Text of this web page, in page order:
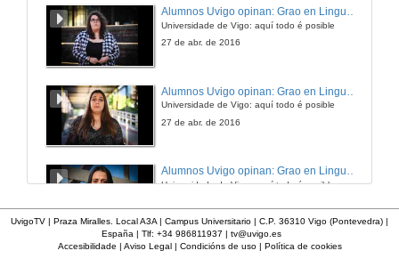
Relatorio
28 de nov. de 2012
Rolda de preguntas
28 de nov. de 2012
Relatorio
Rolda de preguntas
Alumnos Uvigo opinan: Grao en Linguas Estranxeiras
Universidade de Vigo: aquí todo é posible
27 de abr. de 2016
Universidade de Vigo: aquí todo é posible
27 de abr. de 2016
Alumnos Uvigo opinan: Grao en Linguas Estranxeiras
Universidade de Vigo: aquí todo é posible
UvigoTV | Praza Miralles. Local A3A | Campus Universitario | C.P. 36310 Vigo (Pontevedra) |
España | Tlf: +34 986811937 | tv@uvigo.es
Accesibilidade | Aviso Legal| Condicións de uso| Política de cookies